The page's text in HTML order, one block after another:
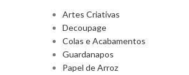
Artes Criativas
Decoupage
Colas e Acabamentos
Guardanapos
Papel de Arroz